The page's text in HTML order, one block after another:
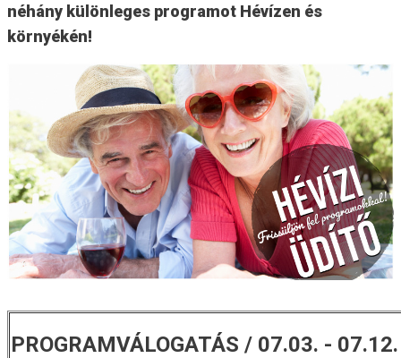
néhány különleges programot Hévízen és
környékén!
PROGRAMVÁLOGATÁS / 07.03. - 07.12.